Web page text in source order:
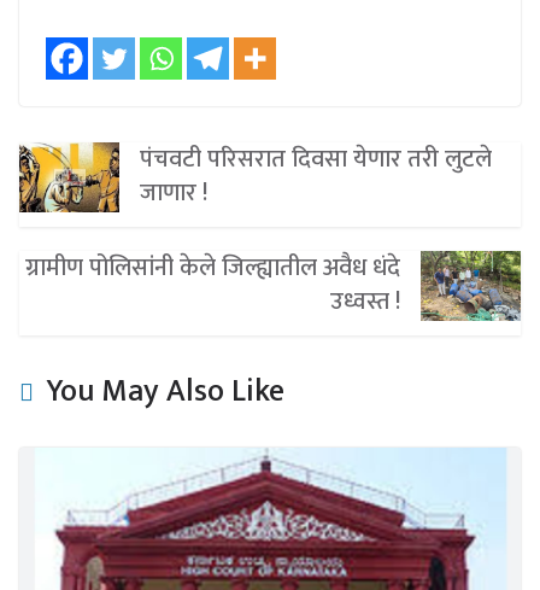
पंचवटी परिसरात दिवसा येणार तरी लुटले
जाणार !
ग्रामीण पोलिसांनी केले जिल्ह्यातील अवैध धंदे
उध्वस्त !
You May Also Like